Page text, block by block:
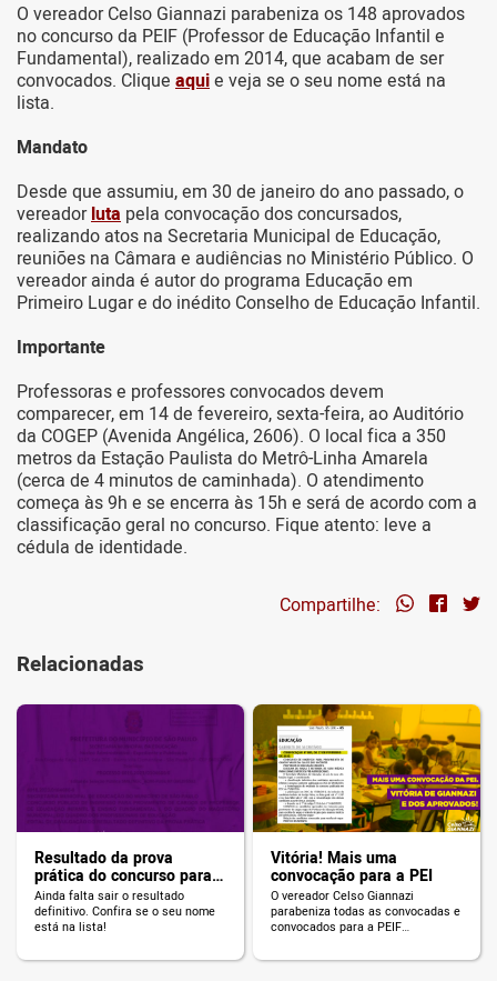
O vereador Celso Giannazi parabeniza os 148 aprovados
no concurso da PEIF (Professor de Educação Infantil e
Fundamental), realizado em 2014, que acabam de ser
convocados. Clique aquie veja se o seu nome está na
lista.
Mandato
Desde que assumiu, em 30 de janeiro do ano passado, o
vereadorluta pela convocação dos concursados,
realizando atos na Secretaria Municipal de Educação,
reuniões na Câmara e audiências no Ministério Público. O
vereador ainda é autor do programa Educação em
Primeiro Lugar e do inédito Conselho de Educação Infantil.
Importante
Professoras e professores convocados devem
comparecer, em 14 de fevereiro, sexta-feira, ao Auditório
da COGEP (Avenida Angélica, 2606). O local fica a 350
metros da Estação Paulista do Metrô-Linha Amarela
(cerca de 4 minutos de caminhada). O atendimento
começa às 9h e se encerra às 15h e será de acordo com a
classificação geral no concurso. Fique atento: leve a
cédula de identidade.
Compartilhe:
Relacionadas
Resultado da prova
prática do concurso para
professor(a) da Prefeitura
Ainda falta sair o resultado
definitivo. Confira se o seu nome
está na lista!
Vitória! Mais uma
convocação para a PEI
O vereador Celso Giannazi
parabeniza todas as convocadas e
convocados para a PEIF
Fundamental). Uma vitória dos